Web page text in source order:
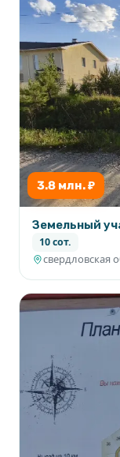
3.8 млн. ₽
Земельный
10 сот.
свердловская